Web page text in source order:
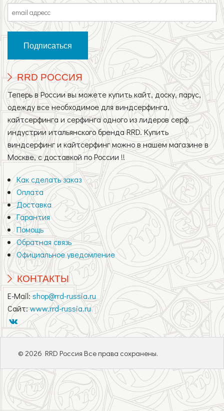
RRD РОССИЯ
Теперь в России вы можете купить кайт, доску, парус,
одежду все необходимое для виндсерфинга,
кайтсерфинга и серфинга одного из лидеров серф
индустрии итальянского бренда RRD. Купить
виндсерфинг и кайтсерфинг можно в нашем магазине в
Москве, с доставкой по России !!
Как сделать заказ
Оплата
Доставка
Гарантия
Помощь
Обратная связь
Официальное уведомление
КОНТАКТЫ
E-Mail:shop@rrd-russia.ru
Сайт:www.rrd-russia.ru
© 2026 RRD Россия Все права сохранены.